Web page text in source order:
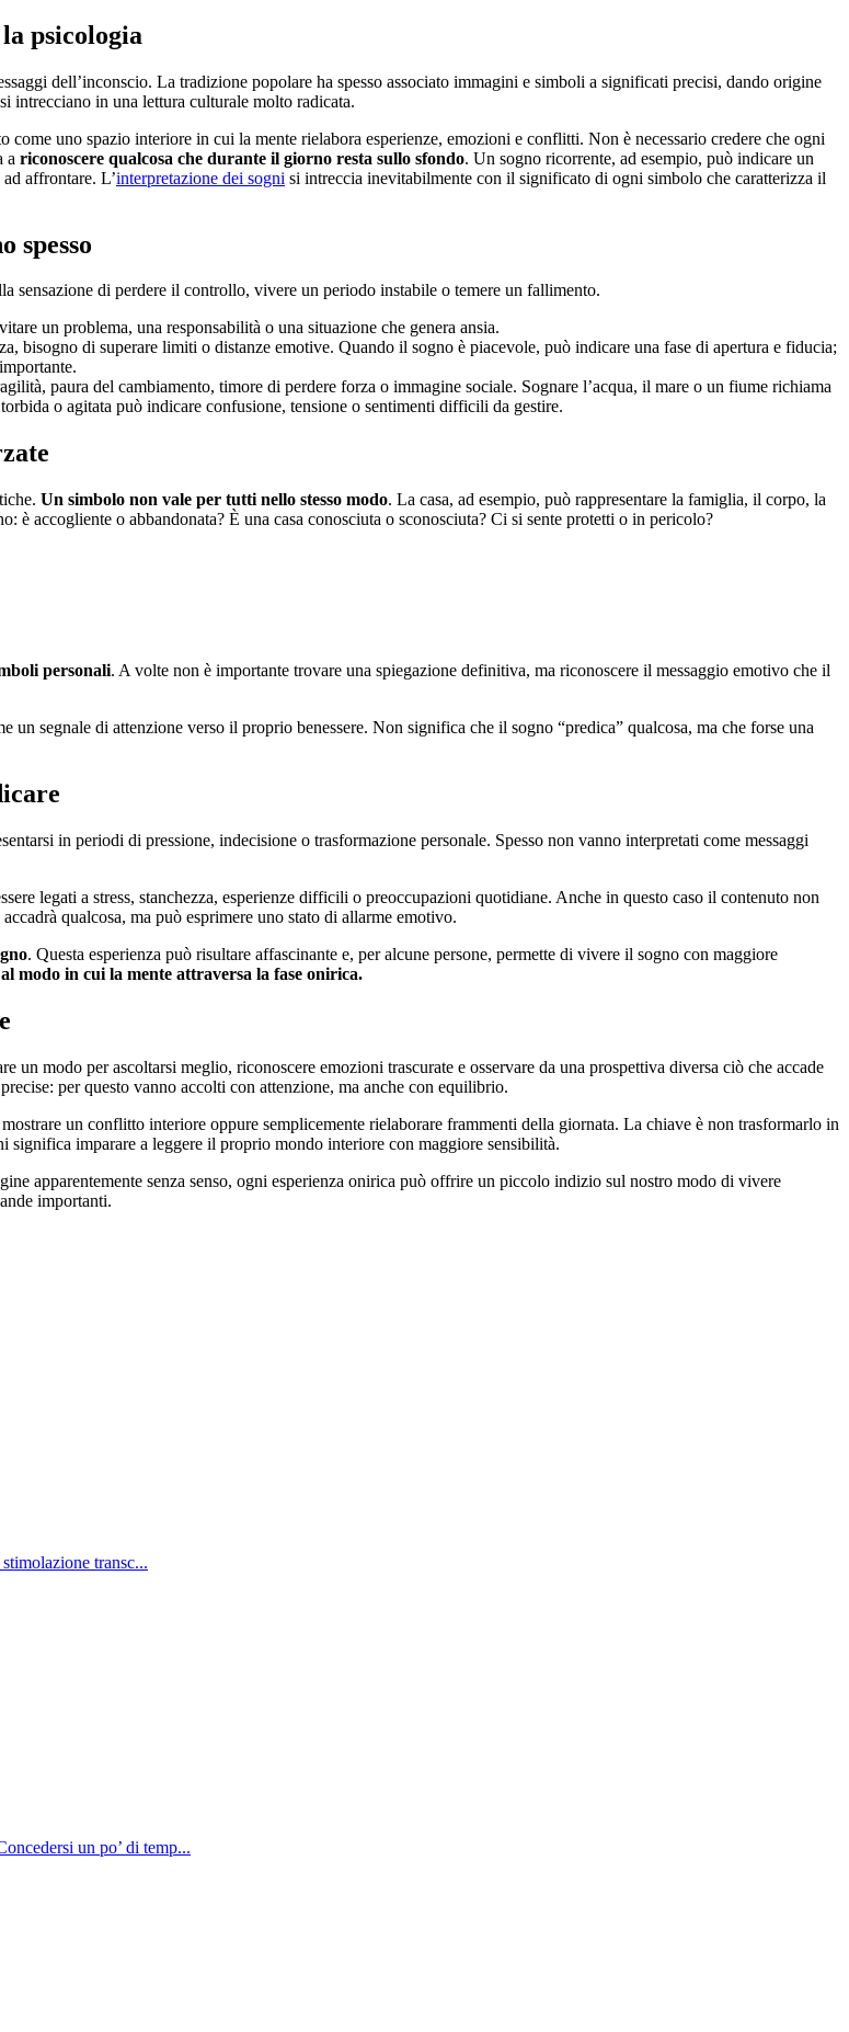
psicologia
dell’inconscio. La tradizione popolare ha spesso associato immagini e simboli a significati precisi, dando origine
intrecciano in una lettura culturale molto radicata.
come uno spazio interiore in cui la mente rielabora esperienze, emozioni e conflitti. Non è necessario credere che ogni
a riconoscere qualcosa che durante il giorno resta sullo sfondo. Un sogno ricorrente, ad esempio, può indicare un
affrontare. L’interpretazione dei sogni si intreccia inevitabilmente con il significato di ogni simbolo che caratterizza il
spesso
sensazione di perdere il controllo, vivere un periodo instabile o temere un fallimento.
un problema, una responsabilità o una situazione che genera ansia.
bisogno di superare limiti o distanze emotive. Quando il sogno è piacevole, può indicare una fase di apertura e fiducia;
paura del cambiamento, timore di perdere forza o immagine sociale. Sognare l’acqua, il mare o un fiume richiama
o agitata può indicare confusione, tensione o sentimenti difficili da gestire.
Un simbolo non vale per tutti nello stesso modo. La casa, ad esempio, può rappresentare la famiglia, il corpo, la
è accogliente o abbandonata? È una casa conosciuta o sconosciuta? Ci si sente protetti o in pericolo?
personali. A volte non è importante trovare una spiegazione definitiva, ma riconoscere il messaggio emotivo che il
un segnale di attenzione verso il proprio benessere. Non significa che il sogno “predica” qualcosa, ma che forse una
in periodi di pressione, indecisione o trasformazione personale. Spesso non vanno interpretati come messaggi
legati a stress, stanchezza, esperienze difficili o preoccupazioni quotidiane. Anche in questo caso il contenuto non
qualcosa, ma può esprimere uno stato di allarme emotivo.
. Questa esperienza può risultare affascinante e, per alcune persone, permette di vivere il sogno con maggiore
modo in cui la mente attraversa la fase onirica.
un modo per ascoltarsi meglio, riconoscere emozioni trascurate e osservare da una prospettiva diversa ciò che accade
precise: per questo vanno accolti con attenzione, ma anche con equilibrio.
un conflitto interiore oppure semplicemente rielaborare frammenti della giornata. La chiave è non trasformarlo in
significa imparare a leggere il proprio mondo interiore con maggiore sensibilità.
apparentemente senza senso, ogni esperienza onirica può offrire un piccolo indizio sul nostro modo di vivere
importanti.
transc...
un po’ di temp...